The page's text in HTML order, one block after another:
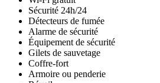
Sécurité 24h/24
Détecteurs de fumée
Alarme de sécurité
Équipement de sécurité
Gilets de sauvetage
Coffre-fort
Armoire ou penderie